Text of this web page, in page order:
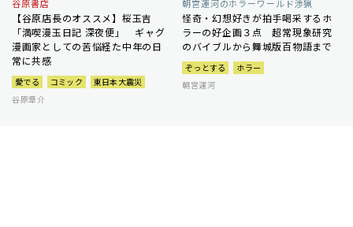
谷原書店
【谷原店長のオススメ】桜玉吉
「満喫漫玉日記 深夜便」 ギャグ
漫画家としての苦悩経た中年の日
常に共感
愛でる コミック
東日本大震災
谷原章介
朝宮運河のホラーワールド渉猟
怪奇・幻想好きが拍手喝采するホ
ラーの好企画３点 超常現象研究
のバイブルから舞城版百物語まで
ぞっとする
ホラー
朝宮運河